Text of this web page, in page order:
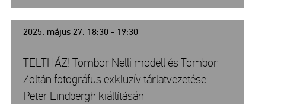
2025. május 27. 18:30 - 19:30
TELTHÁZ! Tombor Nelli modell és Tombor
Zoltán fotográfus exkluzív tárlatvezetése
Peter Lindbergh kiállításán